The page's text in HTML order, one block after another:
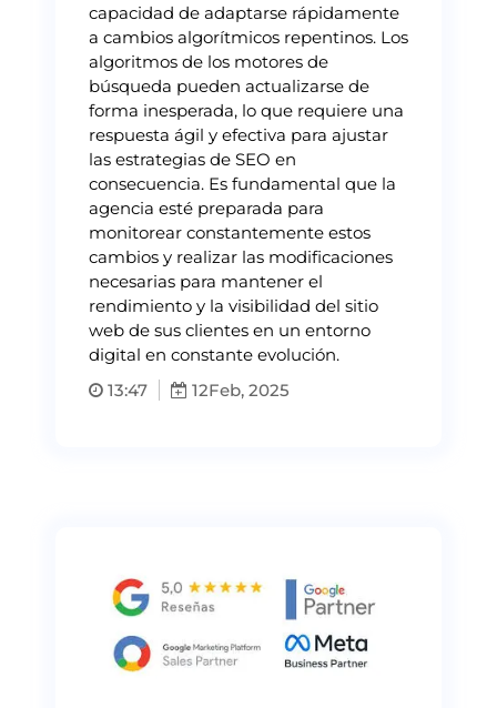
capacidad de adaptarse rápidamente
a cambios algorítmicos repentinos. Los
algoritmos de los motores de
búsqueda pueden actualizarse de
forma inesperada, lo que requiere una
respuesta ágil y efectiva para ajustar
las estrategias de SEO en
consecuencia. Es fundamental que la
agencia esté preparada para
monitorear constantemente estos
cambios y realizar las modificaciones
necesarias para mantener el
rendimiento y la visibilidad del sitio
web de sus clientes en un entorno
digital en constante evolución.
13:47
12Feb, 2025